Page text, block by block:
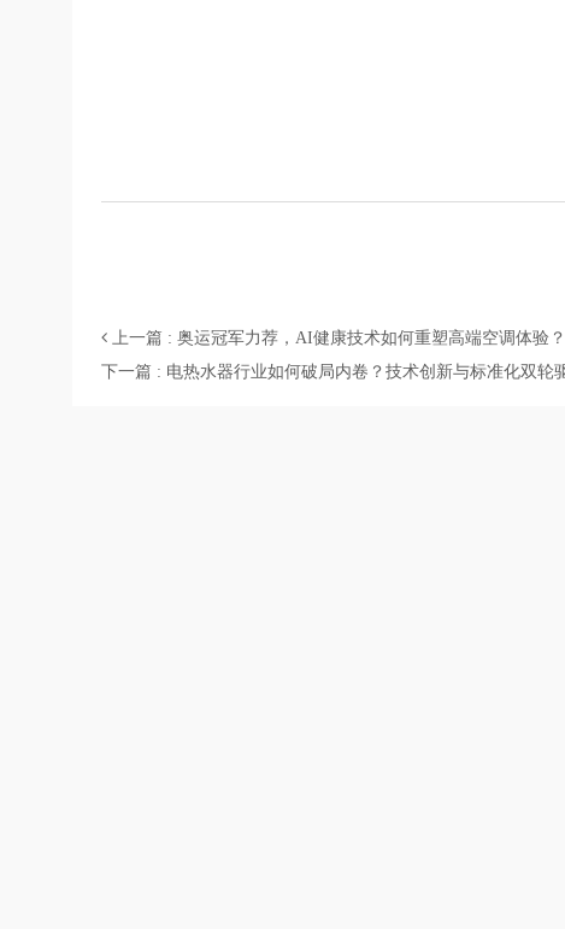
上一篇 : 奥运冠军力荐，AI健康技术如何重塑高端空调体验？
下一篇 : 电热水器行业如何破局内卷？技术创新与标准化双轮